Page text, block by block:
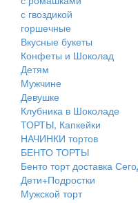
с гвоздикой
горшечные
Вкусные букеты
Конфеты и Шоколад
Детям
Мужчине
Девушке
Клубника в Шоколаде
ТОРТЫ, Капкейки
НАЧИНКИ тортов
БЕНТО ТОРТЫ
Бенто торт доставка
Дети+Подростки
Мужской торт